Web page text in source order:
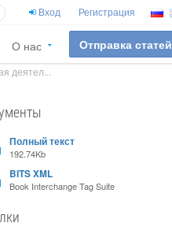
Вход Регистрация
О нас Отправка статей
деятел...
Полный текст
192.74Kb
BITS XML
Book Interchange Tag Suite